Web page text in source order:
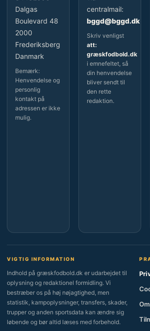
Dalgas
Boulevard 48
2000
Frederiksberg
Danmark
Bemærk:
Henvendelse og
personlig
kontakt på
adressen er ikke
mulig.
centralmail:
bggd@bggd.dk
Skriv venligst
att:
græskfodbold.dk
i emnefeltet, så
din henvendelse
bliver sendt til
den rette
redaktion.
VIGTIG INFORMATION
Indhold på græskfodbold.dk er udarbejdet til
oplysning og redaktionel formidling. Vi
bestræber os på høj nøjagtighed, men
statistik, kampoplysninger, transfers, skader,
trupper og anden sportsdata kan ændre sig
løbende og bør altid læses med forbehold.